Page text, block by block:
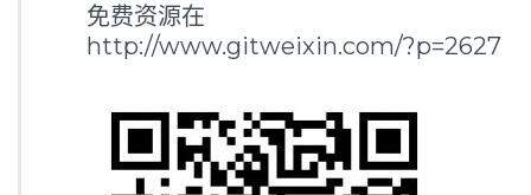
免费资源在
http://www.gitweixin.com/?p=2627